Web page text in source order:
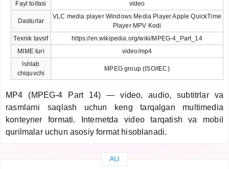
Fayl toifasi video
Dasturlar
VLC media player Windows Media Player Apple QuickTime
Player MPV Kodi
Texnik tavsif
https://en.wikipedia.org/wiki/MPEG-4_Part_14
MIME turi
video/mp4
Ishlab
chiquvchi
MPEG group (ISO/IEC)
MP4 (MPEG-4 Part 14) — video, audio, subtitrlar va
rasmlarni saqlash uchun keng tarqalgan multimedia
konteyner formati. Internetda video tarqatish va mobil
qurilmalar uchun asosiy format hisoblanadi.
AU